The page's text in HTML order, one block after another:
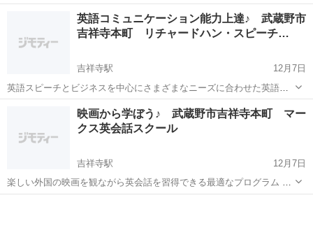
かりサポートしてくれます！ ◆英語・英会話教室の名前：AEON 吉
祥寺校 ◆英語・英会話教室のフリガナ：イーオン キチジョウジコウ
◆教室の電話番号...
武蔵野市
英語コミュニケーション能力上達♪ 武蔵野市
吉祥寺本町 リチャードハン・スピーチ…
吉祥寺駅
12月7日
英語スピーチとビジネスを中心にさまざまなニーズに合わせた英語コ
ミュニケーション能力上達のためのカリキュラムがあります。 ◆英
語・英会話教室の名前：リチャードハン・スピーチアカデミー ◆英
語・英会話教室のフリガナ：...
武蔵野市 吉祥寺駅 英語
コミュニケーション能力
映画から学ぼう♪ 武蔵野市吉祥寺本町 マー
クス英会話スクール
吉祥寺駅
12月7日
楽しい外国の映画を観ながら英会話を習得できる最適なプログラム ◆
英語・英会話教室の名前：マークス英会話スクール ◆英語・英会話教